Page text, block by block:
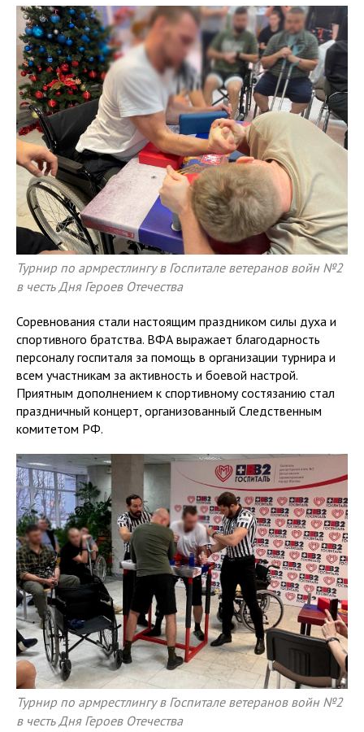
Турнир по армрестлингу в Госпитале ветеранов войн №2
в честь Дня Героев Отечества
Соревнования стали настоящим праздником силы духа и
спортивного братства. ВФА выражает благодарность
персоналу госпиталя за помощь в организации турнира и
всем участникам за активность и боевой настрой.
Приятным дополнением к спортивному состязанию стал
праздничный концерт, организованный Следственным
комитетом РФ.
Турнир по армрестлингу в Госпитале ветеранов войн №2
в честь Дня Героев Отечества